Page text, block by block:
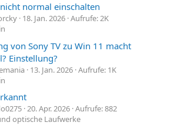
normal einschalten
18. Jan. 2026 Aufrufe: 2K
von Sony TV zu Win 11 macht
Einstellung?
13. Jan. 2026 Aufrufe: 1K
20. Apr. 2026 Aufrufe: 882
optische Laufwerke